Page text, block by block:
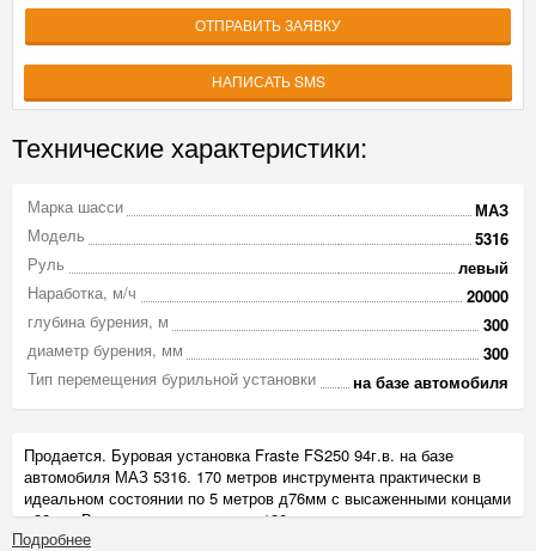
ОТПРАВИТЬ ЗАЯВКУ
НАПИСАТЬ SMS
Технические характеристики:
Марка шасси
МАЗ
Модель
5316
Руль
левый
Наработка, м/ч
20000
глубина бурения, м
300
диаметр бурения, мм
300
Тип перемещения бурильной установки
на базе автомобиля
Продается. Буровая установка Fraste FS250 94г.в. на базе
автомобиля МАЗ 5316. 170 метров инструмента практически в
идеальном состоянии по 5 метров д76мм с высаженными концами
д88мм. В кассете сразу на авто 120м перевозится.
Подробнее